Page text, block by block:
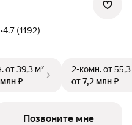
•4.7 (1192)
от 39,3 м²
₽
2-комн.от
от 7,2 млн ₽
Позвоните мне